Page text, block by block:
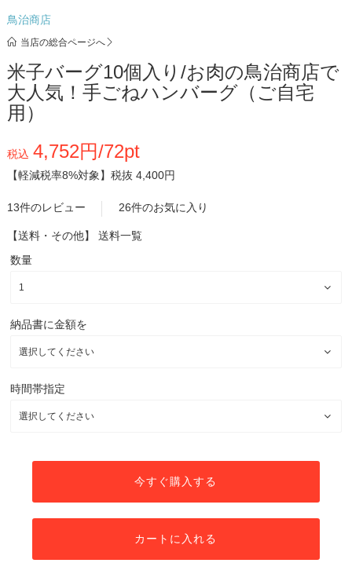
鳥治商店
当店の総合ページへ
米子バーグ10個入り/お肉の鳥治商店で
大人気！手ごねハンバーグ（ご自宅
用）
税込 4,752円/72pt
【軽減税率8%対象】 税抜 4,400円
13件のレビュー 26件のお気に入り
【送料・その他】 送料一覧
数量
納品書に金額を
時間帯指定
今すぐ購入する
カートに入れる